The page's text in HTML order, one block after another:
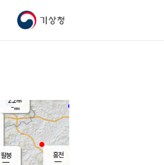
기상청
팔봉
홍천
2.2m/s
-mm